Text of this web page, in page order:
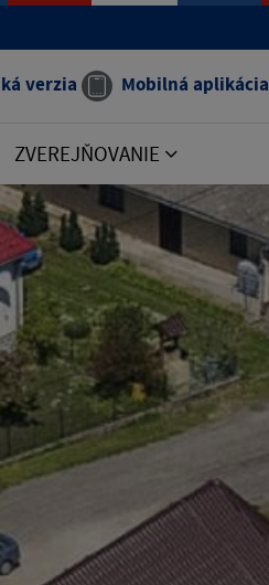
verzia Mobilná aplikácia
ZVEREJŇOVANIE